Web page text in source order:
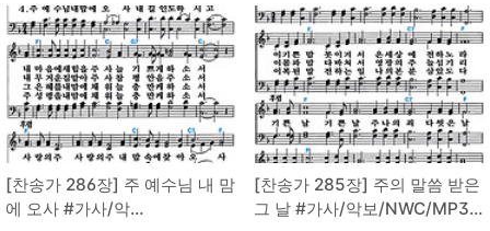
[찬송가 286장] 주 예수님 내 맘
에 오사 #가사/악
[찬송가 285장] 주의 말씀 받은
그 날 #가사/악보/NWC/MP3